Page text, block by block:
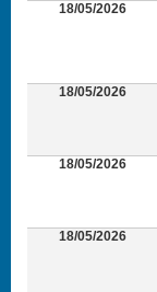
18/05/2026
18/05/2026
18/05/2026
18/05/2026